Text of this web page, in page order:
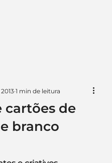
cartões de
branco
1 min de leitura